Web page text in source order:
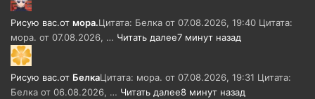
Рисую вас.от мора.Цитата: Белка от 07.08.2026, 19:40 Цитата:
мора. от 07.08.2026, … Читать далее7 минут назад
Рисую вас.от БелкаЦитата: мора. от 07.08.2026, 19:31 Цитата:
Белка от 06.08.2026, … Читать далее8 минут назад